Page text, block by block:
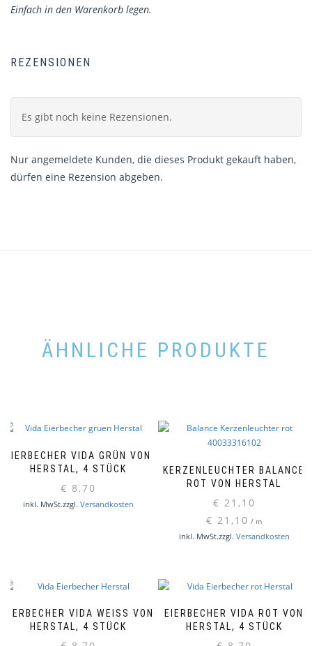
Einfach in den Warenkorb legen.
REZENSIONEN
Es gibt noch keine Rezensionen.
Nur angemeldete Kunden, die dieses Produkt gekauft haben,
dürfen eine Rezension abgeben.
ÄHNLICHE PRODUKTE
EIERBECHER VIDA GRÜN VON
HERSTAL, 4 STÜCK
€ 8,70
inkl. MwSt.zzgl. Versandkosten
KERZENLEUCHTER BALANCE
ROT VON HERSTAL
€ 21,10
€ 21,10 / m
inkl. MwSt.zzgl. Versandkosten
EIERBECHER VIDA WEISS VON H
ERSTAL, 4 STÜCK
EIERBECHER VIDA ROT VON
HERSTAL, 4 STÜCK